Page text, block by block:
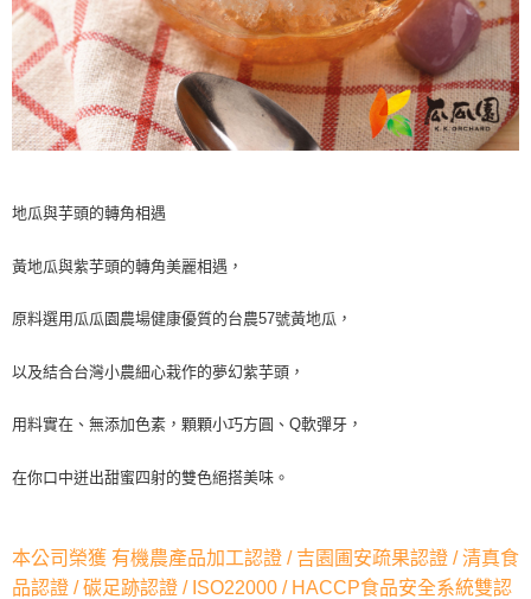
地瓜與芋頭的轉角相遇
黃地瓜與紫芋頭的轉角美麗相遇，
原料選用瓜瓜園農場健康優質的台農57號黃地瓜，
以及結合台灣小農細心栽作的夢幻紫芋頭，
用料實在、無添加色素，顆顆小巧方圓、Q軟彈牙，
在你口中迸出甜蜜四射的雙色絕搭美味。
本公司榮獲 有機農產品加工認證 / 吉園圃安疏果認證 / 清真食
品認證 / 碳足跡認證 / ISO22000 / HACCP食品安全系統雙認